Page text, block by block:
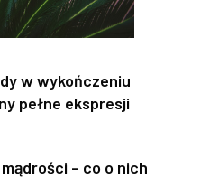
w wykończeniu
pełne ekspresji
– co o nich